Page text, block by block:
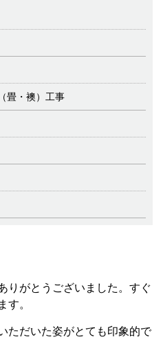
畳・襖）工事
りがとうございました。すぐ
す。
ただいた姿がとても印象的で